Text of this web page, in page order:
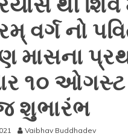
છેલ્લા
સોમવાર
તારીખ
૬
સપ્ટેમ્બર
ના
સફળતાપૂર્વક
સંપૂર્ણ
વર્ગ નો
માસના
૧૦
શુભારંભ
Vaibhav Buddhadev